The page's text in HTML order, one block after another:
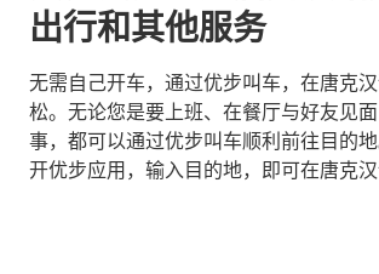
出行和其他服务
无需自己开车，通过优步叫车，在唐克
松。无论您是要上班、在餐厅与好友见
事，都可以通过优步叫车顺利前往目的
开优步应用，输入目的地，即可在唐克汉